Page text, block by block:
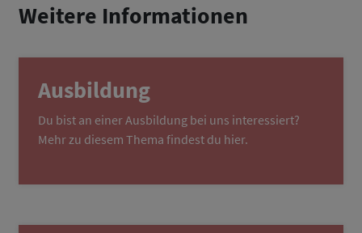
Weitere Informationen
Ausbildung
Du bist an einer Ausbildung bei uns interessiert?
Mehr zu diesem Thema findest du hier.